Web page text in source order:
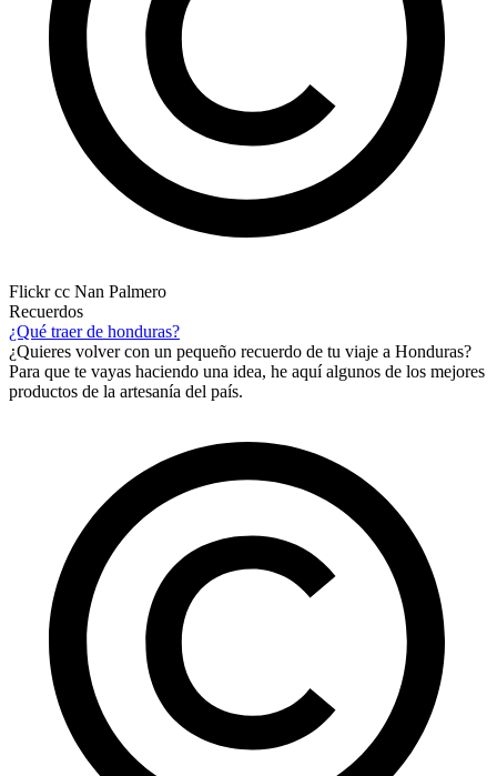
Flickr cc Nan Palmero
Recuerdos
¿Qué traer de honduras?
¿Quieres volver con un pequeño recuerdo de tu viaje a Honduras?
Para que te vayas haciendo una idea, he aquí algunos de los mejores
productos de la artesanía del país.